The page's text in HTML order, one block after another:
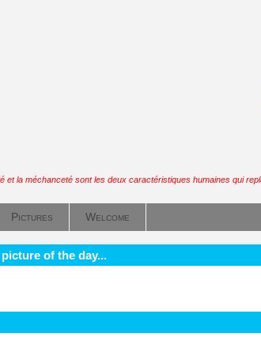
et la méchanceté sont les deux caractéristiques humaines qui
Pictures Welcome
of the day...